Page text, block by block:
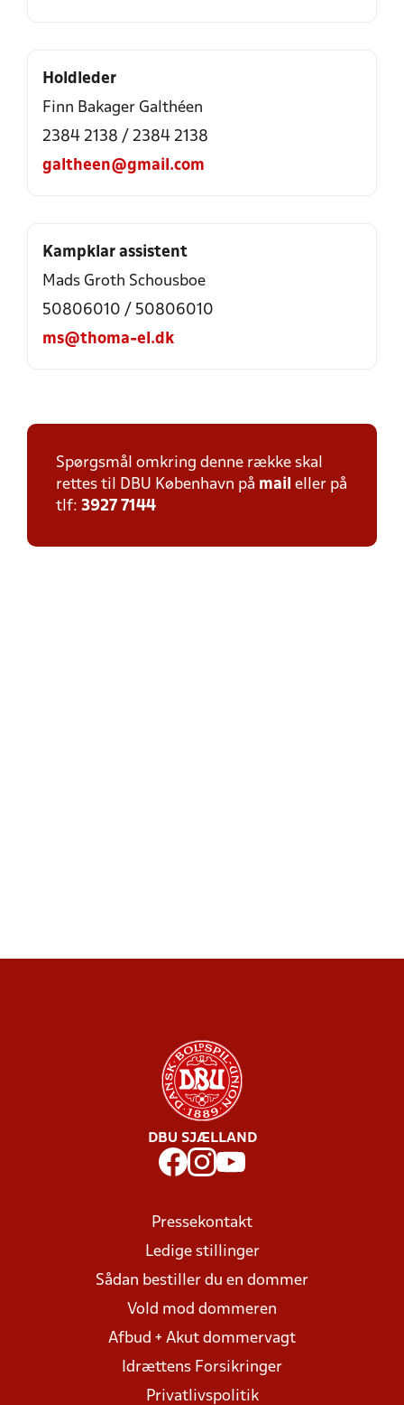
Holdleder
Finn Bakager Galthéen
2384 2138 / 2384 2138
galtheen@gmail.com
Kampklar assistent
Mads Groth Schousboe
50806010 / 50806010
ms@thoma-el.dk
Spørgsmål omkring denne række skal
rettes til DBU København på mail eller på
tlf: 3927 7144
DBU SJÆLLAND
Pressekontakt
Ledige stillinger
Sådan bestiller du en dommer
Vold mod dommeren
Afbud + Akut dommervagt
Idrættens Forsikringer
Privatlivspolitik